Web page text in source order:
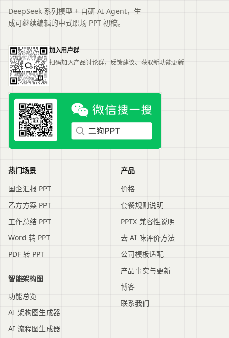
DeepSeek 系列模型 + 自研 AI Agent，生
成可继续编辑的中式职场 PPT 初稿。
加入用户群
扫码加入产品讨论群，反馈建议、获取新功能更新
热门场景
国企汇报 PPT
乙方方案 PPT
工作总结 PPT
Word 转 PPT
PDF 转 PPT
智能架构图
功能总览
AI 架构图生成器
AI 流程图生成器
产品
价格
套餐规则说明
PPTX 兼容性说明
去 AI 味评价方法
公司模板适配
产品事实与更新
博客
联系我们